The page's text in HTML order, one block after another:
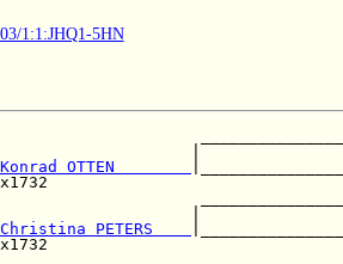
1:1:JHQ1-5HN
Konrad OTTEN
|
|
Christina PETERS